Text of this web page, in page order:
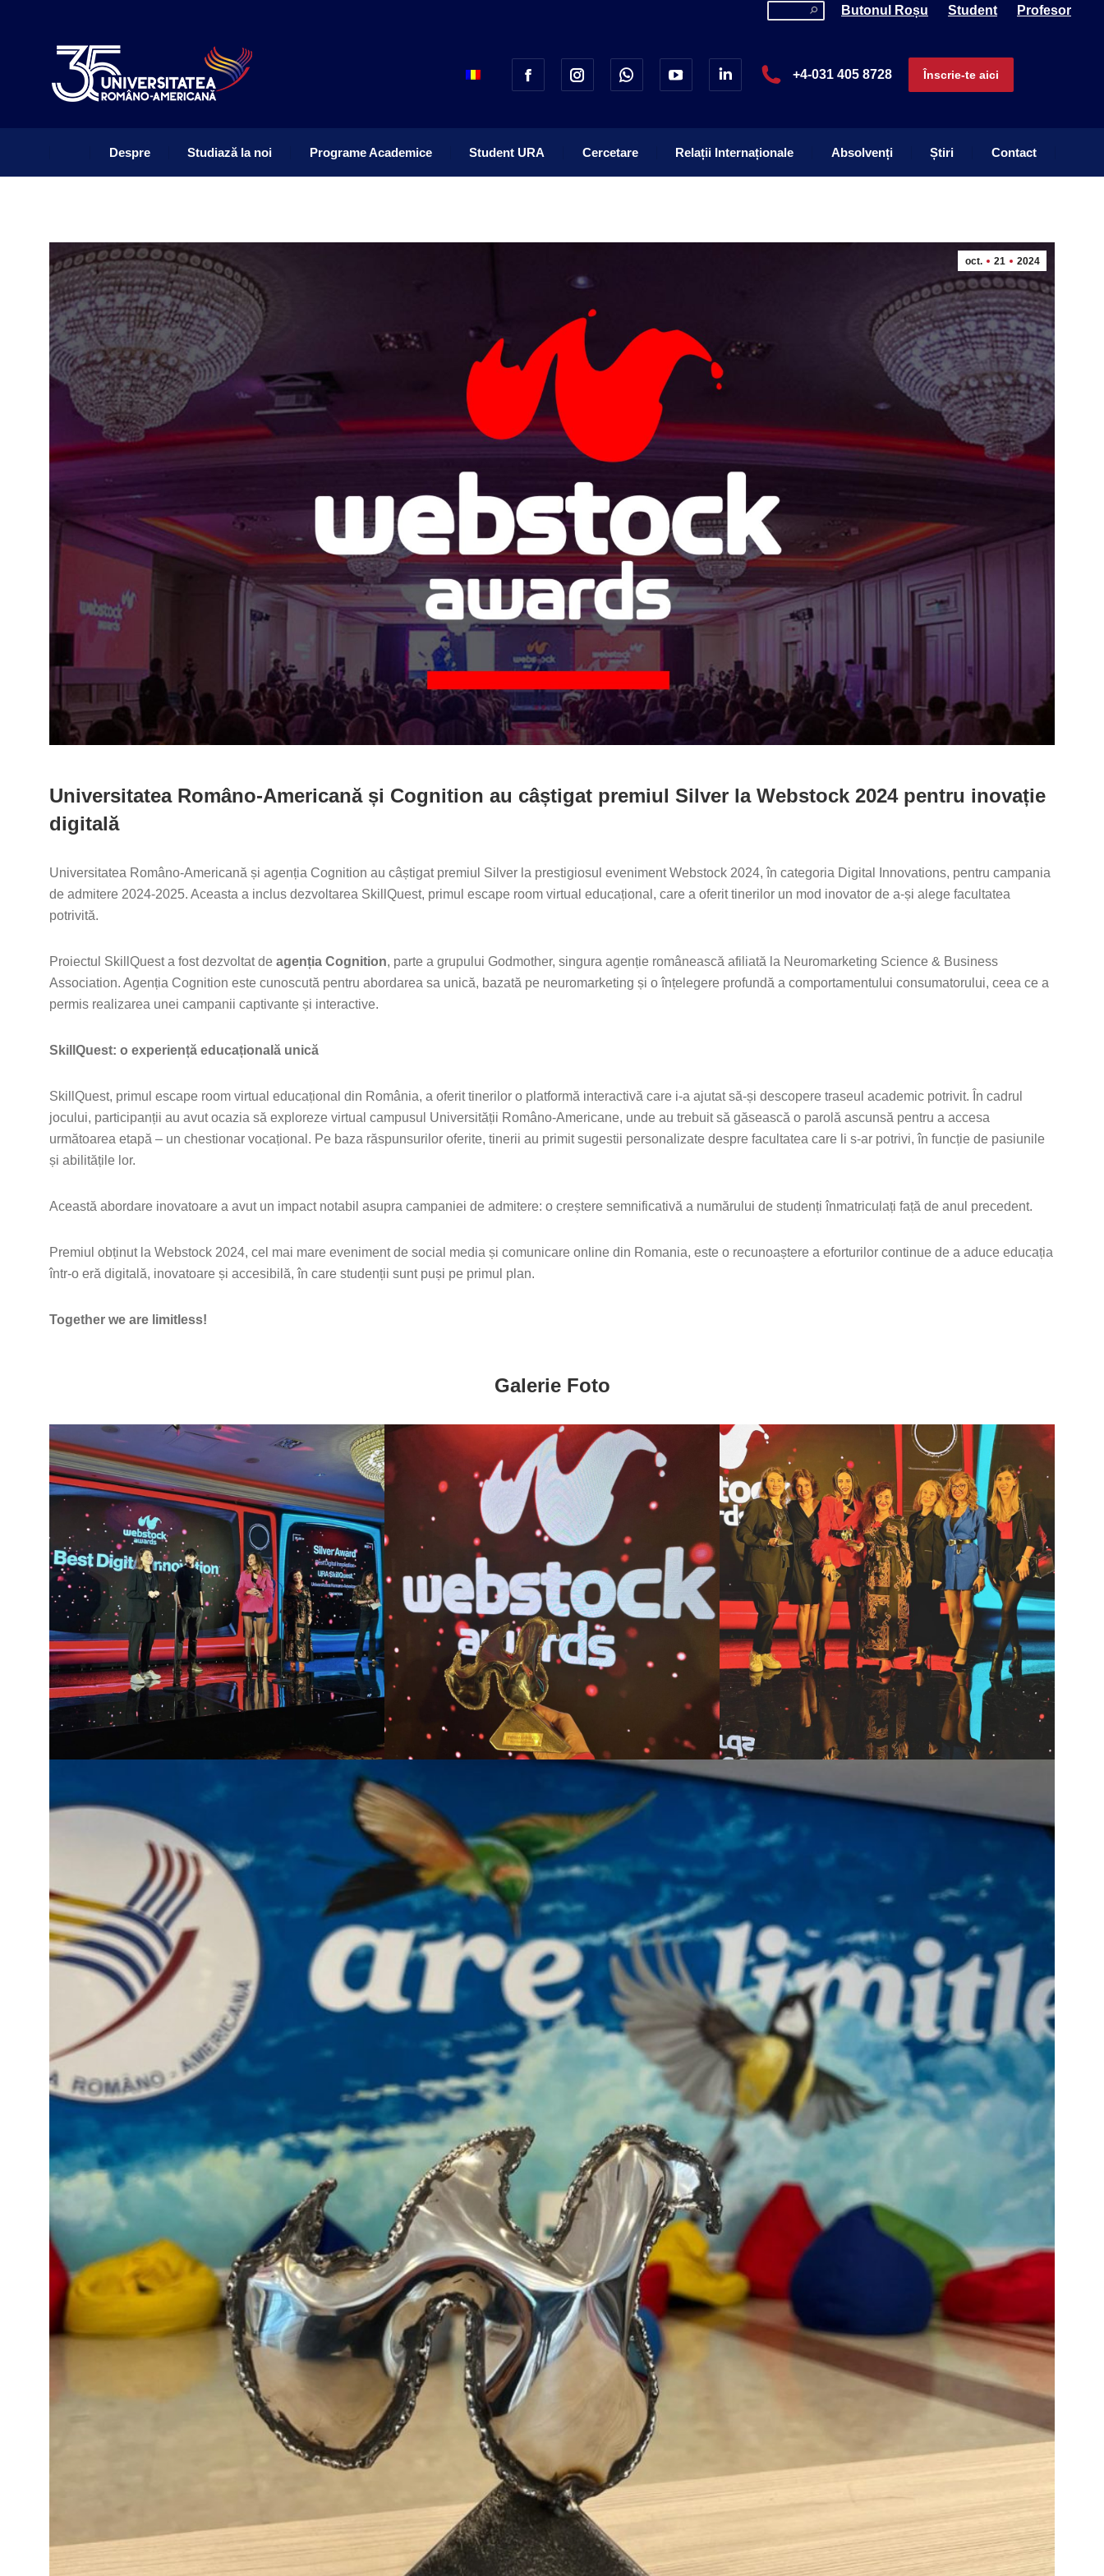
Search: Butonul Roșu Student Profesor
+4-031 405 8728 Înscrie-te aici
Despre Studiază la noi Programe Academice Student URA Cercetare Relații Internaționale Absolvenți Știri Contact
oct. 21 2024
Universitatea Româno-Americană și Cognition au câștigat premiul Silver la Webstock 2024 pentru inovație
digitală
Universitatea Româno-Americană și agenția Cognition au câștigat premiul Silver la prestigiosul eveniment Webstock 2024, în categoria Digital Innovations, pentru campania
de admitere 2024-2025. Aceasta a inclus dezvoltarea SkillQuest, primul escape room virtual educațional, care a oferit tinerilor un mod inovator de a-și alege facultatea
potrivită.
Proiectul SkillQuest a fost dezvoltat de agenția Cognition, parte a grupului Godmother, singura agenție românească afiliată la Neuromarketing Science & Business
Association. Agenția Cognition este cunoscută pentru abordarea sa unică, bazată pe neuromarketing și o înțelegere profundă a comportamentului consumatorului, ceea ce a
permis realizarea unei campanii captivante și interactive.
SkillQuest: o experiență educațională unică
SkillQuest, primul escape room virtual educațional din România, a oferit tinerilor o platformă interactivă care i-a ajutat să-și descopere traseul academic potrivit. În cadrul
jocului, participanții au avut ocazia să exploreze virtual campusul Universității Româno-Americane, unde au trebuit să găsească o parolă ascunsă pentru a accesa
următoarea etapă – un chestionar vocațional. Pe baza răspunsurilor oferite, tinerii au primit sugestii personalizate despre facultatea care li s-ar potrivi, în funcție de pasiunile
și abilitățile lor.
Această abordare inovatoare a avut un impact notabil asupra campaniei de admitere: o creștere semnificativă a numărului de studenți înmatriculați față de anul precedent.
Premiul obținut la Webstock 2024, cel mai mare eveniment de social media și comunicare online din Romania, este o recunoaștere a eforturilor continue de a aduce educația
într-o eră digitală, inovatoare și accesibilă, în care studenții sunt puși pe primul plan.
Together we are limitless!
Galerie Foto
Relații Internaționale